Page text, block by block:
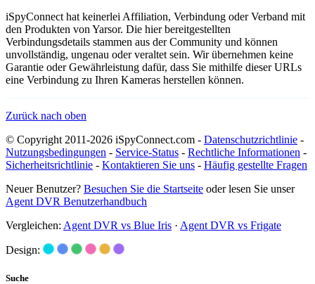
iSpyConnect hat keinerlei Affiliation, Verbindung oder Verband mit
den Produkten von Yarsor. Die hier bereitgestellten
Verbindungsdetails stammen aus der Community und können
unvollständig, ungenau oder veraltet sein. Wir übernehmen keine
Garantie oder Gewährleistung dafür, dass Sie mithilfe dieser URLs
eine Verbindung zu Ihren Kameras herstellen können.
Zurück nach oben
© Copyright 2011-2026 iSpyConnect.com - Datenschutzrichtlinie -
Nutzungsbedingungen - Service-Status - Rechtliche Informationen -
Sicherheitsrichtlinie - Kontaktieren Sie uns - Häufig gestellte Fragen
Neuer Benutzer? Besuchen Sie die Startseite oder lesen Sie unser
Agent DVR Benutzerhandbuch
Vergleichen: Agent DVR vs Blue Iris · Agent DVR vs Frigate
Design:
Suche